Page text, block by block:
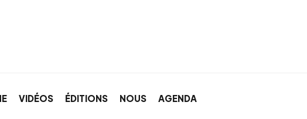
VIDÉOS ÉDITIONS NOUS AGENDA